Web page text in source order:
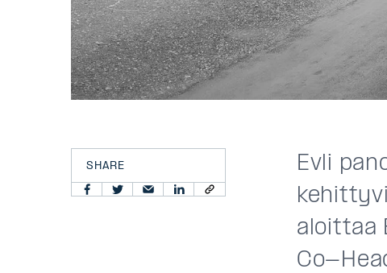
SHARE
Evli
aloittaa
Co-